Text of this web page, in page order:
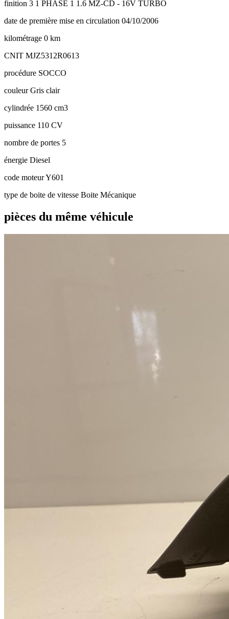
finition 3 1 PHASE 1 1.6 MZ-CD - 16V TURBO
date de première mise en circulation 04/10/2006
kilométrage 0 km
CNIT MJZ5312R0613
procédure SOCCO
couleurGris clair
cylindrée 1560 cm3
puissance 110 CV
nombre de portes 5
énergie Diesel
code moteurY601
type de boite de vitesse Boite Mécanique
pièces du même véhicule